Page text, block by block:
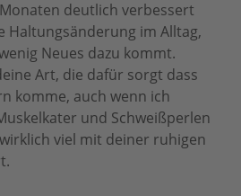
deutlich verbessert
Haltungsänderung im Alltag,
Neues dazu kommt.
Art, die dafür sorgt dass
komme, auch wenn ich
und Schweißperlen
viel mit deiner ruhigen